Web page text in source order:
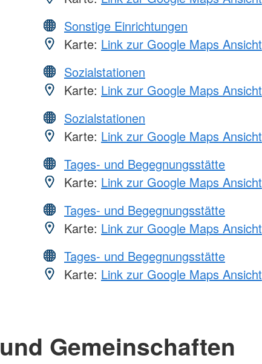
Sonstige Einrichtungen
Karte: Link zur Google Maps Ansicht
Sozialstationen
Karte: Link zur Google Maps Ansicht
Sozialstationen
Karte: Link zur Google Maps Ansicht
Tages- und Begegnungsstätte
Karte: Link zur Google Maps Ansicht
Tages- und Begegnungsstätte
Karte: Link zur Google Maps Ansicht
Tages- und Begegnungsstätte
Karte: Link zur Google Maps Ansicht
Gemeinschaften